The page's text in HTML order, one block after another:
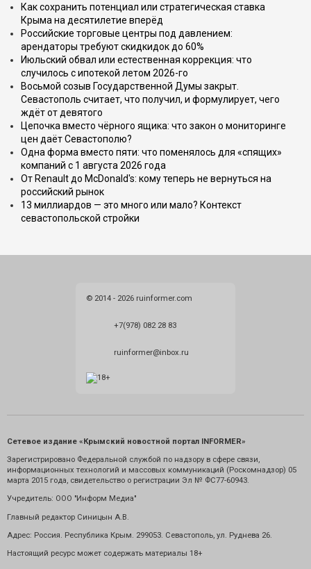
Как сохранить потенциал или стратегическая ставка
Крыма на десятилетие вперёд
Российские торговые центры под давлением:
арендаторы требуют скидкидок до 60%
Июльский обвал или естественная коррекция: что
случилось с ипотекой летом 2026-го
Восьмой созыв Государственной Думы закрыт.
Севастополь считает, что получил, и формулирует, чего
ждёт от девятого
Цепочка вместо чёрного ящика: что закон о мониторинге
цен даёт Севастополю?
Одна форма вместо пяти: что поменялось для «спящих»
компаний с 1 августа 2026 года
От Renault до McDonald's: кому теперь не вернуться на
российский рынок
13 миллиардов — это много или мало? Контекст
севастопольской стройки
© 2014 - 2026 ruinformer.com
+7(978) 082 28 83
ruinformer@inbox.ru
Сетевое издание «Крымский новостной портал INFORMER»
Зарегистрировано Федеральной службой по надзору в сфере связи,
информационных технологий и массовых коммуникаций (Роскомнадзор) 05
марта 2015 года, свидетельство о регистрации Эл № ФС77-60943.
Учредитель: ООО "Информ Медиа"
Главный редактор Синицын А.В.
Адрес: Россия. Республика Крым. 299053. Севастополь, ул. Руднева 26.
Настоящий ресурс может содержать материалы 18+